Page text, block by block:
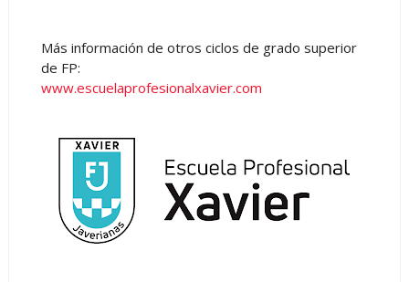
Más información de otros ciclos de grado superior
de FP:
www.escuelaprofesionalxavier.com